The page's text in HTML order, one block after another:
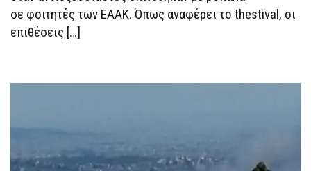
σε φοιτητές των ΕΑΑΚ. Όπως αναφέρει το thestival, οι
επιθέσεις […]